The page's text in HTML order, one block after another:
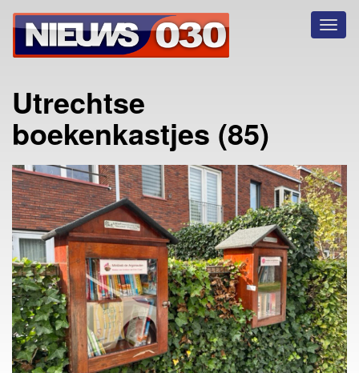
Utrechtse
boekenkastjes (85)